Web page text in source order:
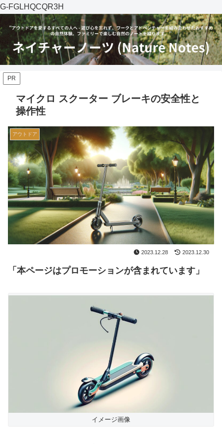
G-FGLHQCQR3H
PR
マイクロ スクーター ブレーキの安全性と
操作性
アウトドア
2023.12.28 2023.12.30
「本ページはプロモーションが含まれています」
イメージ画像